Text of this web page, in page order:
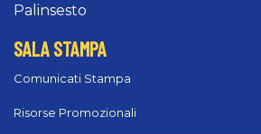
Palinsesto
SALA STAMPA
Comunicati Stampa
Risorse Promozionali